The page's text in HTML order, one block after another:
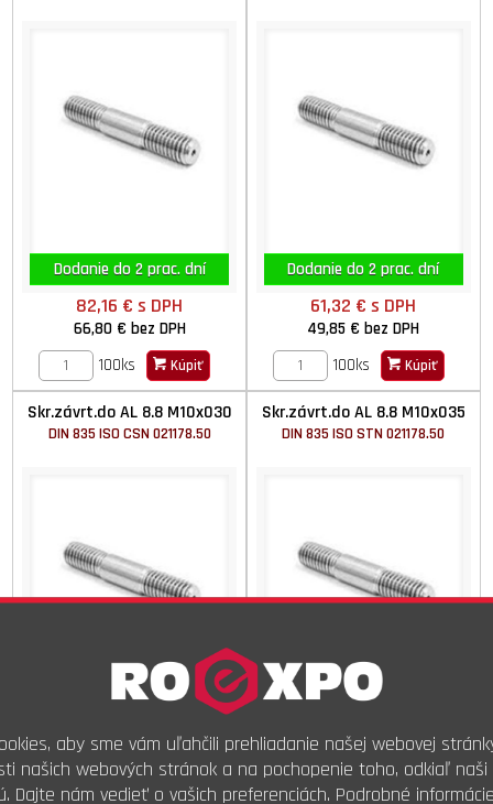
Dodanie do 2 prac. dní
82,16 €s DPH
66,80 € bez DPH
100ks
Kúpiť
Dodanie do 2 prac. dní
61,32 €s DPH
49,85 €bez DPH
100ks
Kúpiť
Skr.závrt.do AL 8.8 M10x030
DIN 835 ISO CSN 021178.50
66,67 €s DPH
54,20 €bez DPH
Skr.závrt.do AL 8.8 M10x035
DIN 835 ISO STN 021178.50
91,48 € s DPH
74,38 €bez DPH
aby sme vám uľahčili prehliadanie našej webovej
našich webových stránok a na pochopenie toho, odkiaľ naši
Dajte nám vedieť o vašich preferenciách. Podrobné